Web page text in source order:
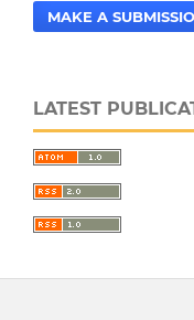
MAKE A
LATEST